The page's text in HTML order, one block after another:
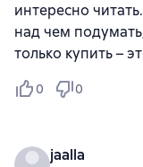
интересно
над чем
только купить –
0 0
jaalla